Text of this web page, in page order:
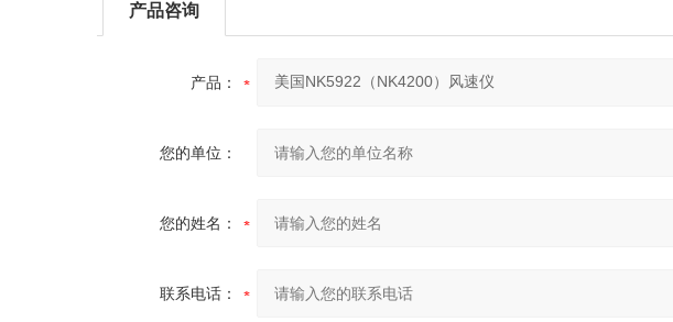
产品咨询
产品：
您的单位：
您的姓名：
联系电话：